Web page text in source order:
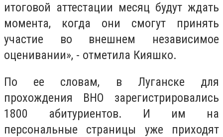
итоговой аттестации месяц будут ждать
момента, когда они смогут принять
участие во внешнем независимое
оценивании», - отметила Кияшко.
По ее словам, в Луганске для
прохождения ВНО зарегистрировались
1800 абитуриентов. И им на
персональные страницы уже приходят